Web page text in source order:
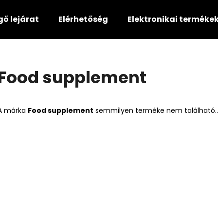
lejárat Elérhetőség Elektronikai
supplement
márka Food supplement semmilyen terméke nem